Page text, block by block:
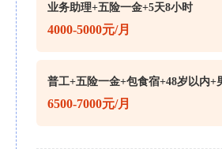
业务助理+五险一金+5天8小时
4000-5000元/月
普工+五险一金+包食宿+48岁以内+
6500-7000元/月